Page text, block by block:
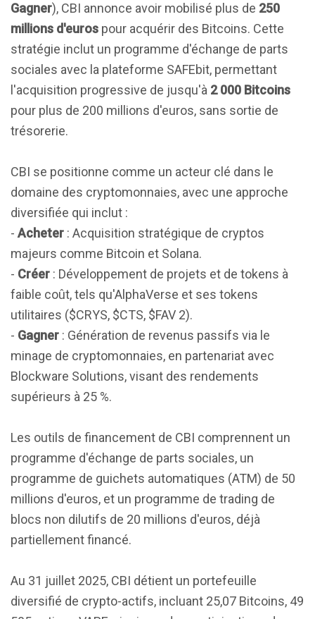
Gagner), CBI annonce avoir mobilisé plus de 250
millions d'euros pour acquérir des Bitcoins. Cette
stratégie inclut un programme d'échange de parts
sociales avec la plateforme SAFEbit, permettant
l'acquisition progressive de jusqu'à 2 000 Bitcoins
pour plus de 200 millions d'euros, sans sortie de
trésorerie.
CBI se positionne comme un acteur clé dans le
domaine des cryptomonnaies, avec une approche
diversifiée qui inclut :
- Acheter : Acquisition stratégique de cryptos
majeurs comme Bitcoin et Solana.
- Créer : Développement de projets et de tokens à
faible coût, tels qu'AlphaVerse et ses tokens
utilitaires ($CRYS, $CTS, $FAV 2).
- Gagner : Génération de revenus passifs via le
minage de cryptomonnaies, en partenariat avec
Blockware Solutions, visant des rendements
supérieurs à 25 %.
Les outils de financement de CBI comprennent un
programme d'échange de parts sociales, un
programme de guichets automatiques (ATM) de 50
millions d'euros, et un programme de trading de
blocs non dilutifs de 20 millions d'euros, déjà
partiellement financé.
Au 31 juillet 2025, CBI détient un portefeuille
diversifié de crypto-actifs, incluant 25,07 Bitcoins, 49